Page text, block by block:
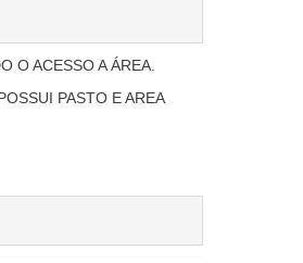
O ACESSO A ÁREA.
PASTO E AREA